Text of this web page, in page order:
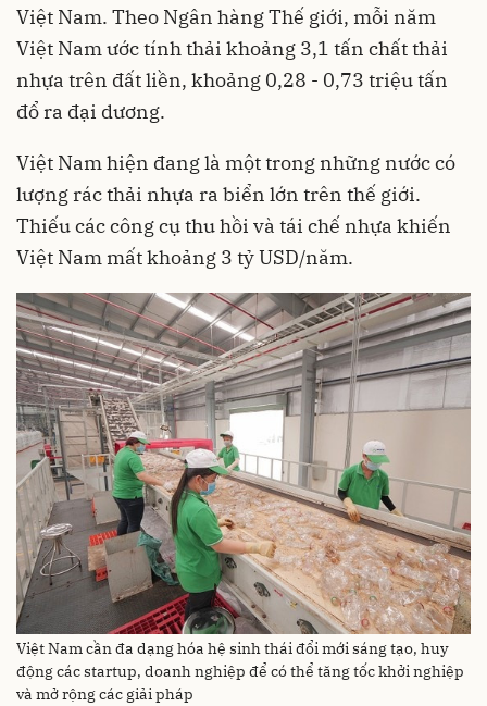
Việt Nam. Theo Ngân hàng Thế giới, mỗi năm
Việt Nam ước tính thải khoảng 3,1 tấn chất thải
nhựa trên đất liền, khoảng 0,28 - 0,73 triệu tấn
đổ ra đại dương.
Việt Nam hiện đang là một trong những nước có
lượng rác thải nhựa ra biển lớn trên thế giới.
Thiếu các công cụ thu hồi và tái chế nhựa khiến
Việt Nam mất khoảng 3 tỷ USD/năm.
Việt Nam cần đa dạng hóa hệ sinh thái đổi mới sáng tạo, huy
động các startup, doanh nghiệp để có thể tăng tốc khởi nghiệp
và mở rộng các giải pháp